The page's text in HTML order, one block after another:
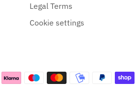
Legal Terms
Cookie settings